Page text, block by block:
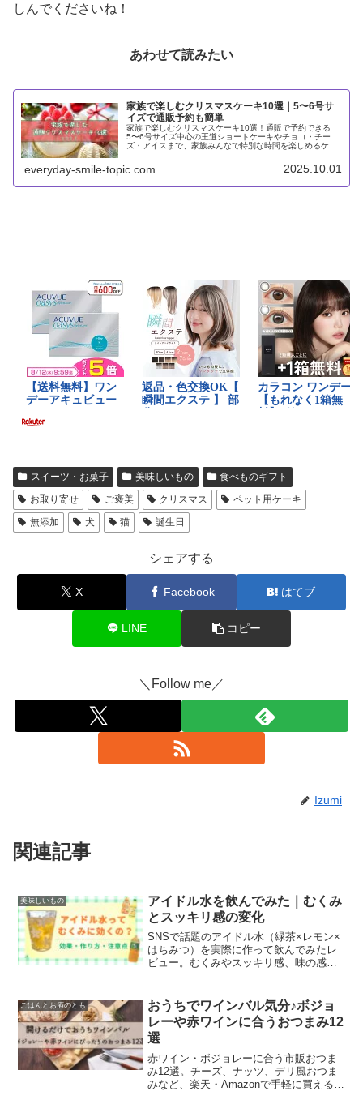
しんでくださいね！
あわせて読みたい
家族で楽しむクリスマスケーキ10選｜5〜6号サ
イズで通販予約も簡単
家族で楽しむクリスマスケーキ10選！通販で予約できる
5〜6号サイズ中心の王道ショートケーキやチョコ・チー
ズ・アイスまで、家族みんなで特別な時間を楽しめるケー
everyday-smile-topic.com 2025.10.01
スイーツ・お菓子 美味しいもの
食べものギフト
お取り寄せ
ご褒美 クリスマス
ペット用ケーキ
無添加
犬 猫 誕生日
シェアする
X Facebook はてブ
LINE コピー
＼Follow me／
Izumi
関連記事
美味しいもの
アイドル水を飲んでみた｜むくみ
とスッキリ感の変化
SNSで話題のアイドル水（緑茶×レモン×
はちみつ）を実際に作って飲んでみたレ
ビュー。むくみやスッキリ感、味の感
ごはんとお酒のとも
おうちでワインバル気分♪ボジョ
レーや赤ワインに合うおつまみ12
選
赤ワイン・ボジョレーに合う市販おつま
み12選。チーズ、ナッツ、デリ風おつま
みなど、楽天・Amazonで手軽に買える人